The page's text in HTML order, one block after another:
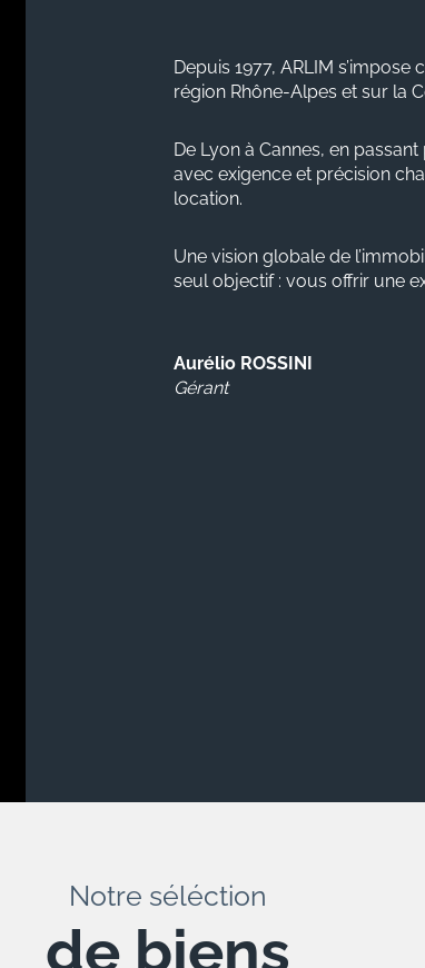
Depuis 1977, ARLIM
région Rhône-Alpes et sur la
De Lyon à Cannes, en
avec exigence et précision
location.
Une vision globale de
seul objectif : vous offrir une
Aurélio ROSSINI
Gérant
Notre séléction
de biens